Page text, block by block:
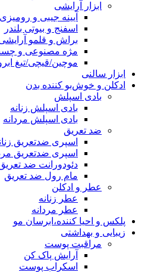
ابزار آرایشی
آیینه جیبی و رومیزی
اسفنج و بیوتی بلندر
براش و قلمو
مژه مصنوعی و
موچین/قیچی/تیغ
ابزار سالنی
ادکلن و خوش‌بو کننده بدن
بادی اسپلش
بادی اسپلش زنانه
بادی اسپلش مردانه
ضد تعریق
اسپری ضدتعریق
اسپری ضدتعریق
دئودورانت ضد
مام رول ضد تعریق
عطر و ادکلن
عطر زنانه
عطر مردانه
پلکس و احیا کننده،ابرسان مو
زیبایی و بهداشتی
مراقبت پوست
آرایش پاک کن
اسکراب پوست